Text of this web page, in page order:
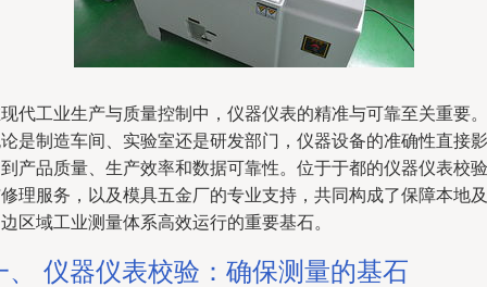
代工业生产与质量控制中，仪器仪表的精准与可靠至关重要。
是制造车间、实验室还是研发部门，仪器设备的准确性直接影
产品质量、生产效率和数据可靠性。位于于都的仪器仪表校验
理服务，以及模具五金厂的专业支持，共同构成了保障本地及
区域工业测量体系高效运行的重要基石。
、 仪器仪表校验：确保测量的基石